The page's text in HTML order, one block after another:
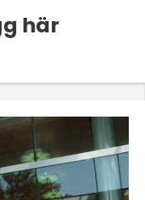
här